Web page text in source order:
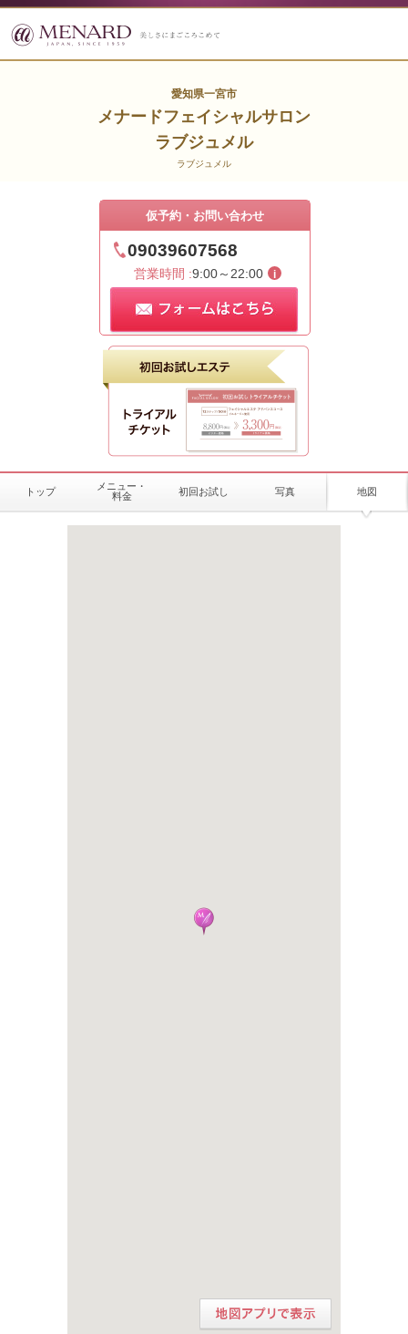
愛知県一宮市
メナードフェイシャルサロン
ラブジュメル
ラブジュメル
仮予約・お問い合わせ
09039607568
営業時間 :9:00～22:00
トップ
メニュー・
料金
初回お試し 写真 地図